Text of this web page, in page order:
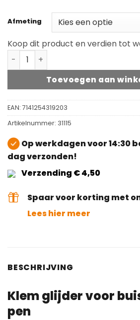
Afmeting
Koop dit product en verdien tot
Klem glijder voor buisframe met
Toevoegen aan
EAN: 7141254319203
Artikelnummer: 31115
Op werkdagen voor 14:30
dag verzonden!
Verzending € 4,50
Spaar voor korting met
Lees hier meer
BESCHRIJVING
Klem glijder voor
pen